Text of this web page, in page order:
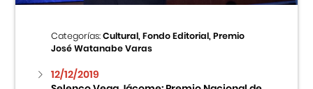
Categorías:Cultural, Fondo Editorial, Premio
José Watanabe Varas
12/12/2019